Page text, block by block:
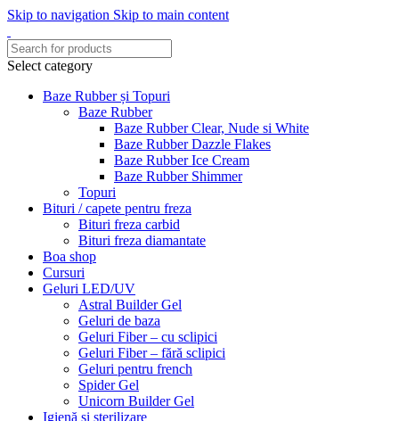
Skip to navigation Skip to main content
Select category
Baze Rubber și Topuri
Baze Rubber
Baze Rubber Clear, Nude si White
Baze Rubber Dazzle Flakes
Baze Rubber Ice Cream
Baze Rubber Shimmer
Topuri
Bituri / capete pentru freza
Bituri freza carbid
Bituri freza diamantate
Boa shop
Cursuri
Geluri LED/UV
Astral Builder Gel
Geluri de baza
Geluri Fiber – cu sclipici
Geluri Fiber – fără sclipici
Geluri pentru french
Spider Gel
Unicorn Builder Gel
Igienă și sterilizare